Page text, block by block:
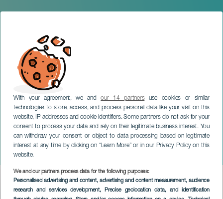
With your agreement, we andour 14 partnersuse cookies or similar
technologies to store, access, and process personal data like your visit on this
website, IP addresses and cookie identifiers. Some partners do not ask for your
consent to process your data and rely on their legitimate business interest. You
can withdraw your consent or object to data processing based on legitimate
interest at any time by clicking on “Learn More” or in our Privacy Policy on this
website.
We and our partners process data for the following purposes:
Personalised advertising and content, advertising and content measurement, audience
research and services development, Precise geolocation data, and identification
Himar Armas: Adulto en
Prácticas
TENERIFE
Imagen
Listado